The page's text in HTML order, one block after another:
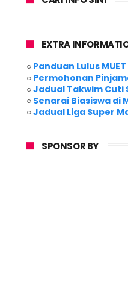
EXTRA
○ Panduan Lulus
○ Permohonan
○Jadual Takwim Cuti
○ Senarai Biasiswa di
○Jadual Liga Super
SPONSOR BY